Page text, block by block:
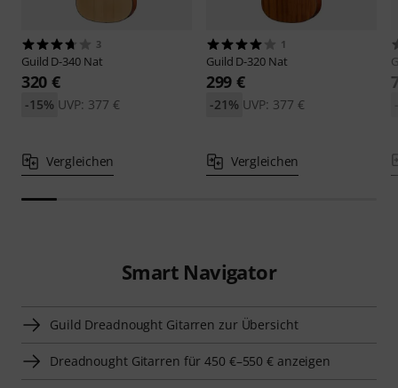
3
Guild D-340 Nat
320 €
UVP: 377 €
-15%
Vergleichen
1
Guild D-320 Nat
299 €
UVP: 377 €
-21%
Vergleichen
Smart Navigator
Guild Dreadnought Gitarren zur Übersicht
Dreadnought Gitarren für 450 €–550 € anzeigen